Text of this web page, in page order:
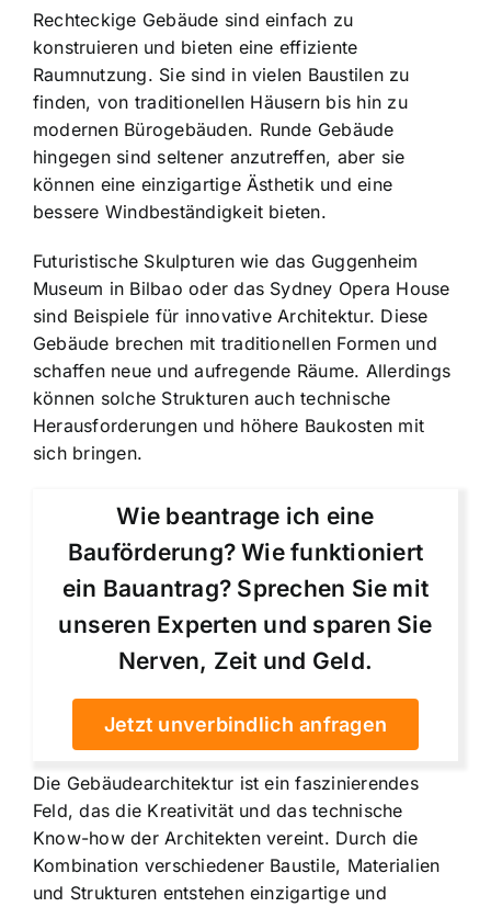
Rechteckige Gebäude sind einfach zu
konstruieren und bieten eine effiziente
Raumnutzung. Sie sind in vielen Baustilen zu
finden, von traditionellen Häusern bis hin zu
modernen Bürogebäuden. Runde Gebäude
hingegen sind seltener anzutreffen, aber sie
können eine einzigartige Ästhetik und eine
bessere Windbeständigkeit bieten.
Futuristische Skulpturen wie das Guggenheim
Museum in Bilbao oder das Sydney Opera House
sind Beispiele für innovative Architektur. Diese
Gebäude brechen mit traditionellen Formen und
schaffen neue und aufregende Räume. Allerdings
können solche Strukturen auch technische
Herausforderungen und höhere Baukosten mit
sich bringen.
Wie beantrage ich eine
Bauförderung? Wie funktioniert
ein Bauantrag? Sprechen Sie mit
unseren Experten und sparen Sie
Nerven, Zeit und Geld.
Jetzt unverbindlich anfragen
Die Gebäudearchitektur ist ein faszinierendes
Feld, das die Kreativität und das technische
Know-how der Architekten vereint. Durch die
Kombination verschiedener Baustile, Materialien
und Strukturen entstehen einzigartige und